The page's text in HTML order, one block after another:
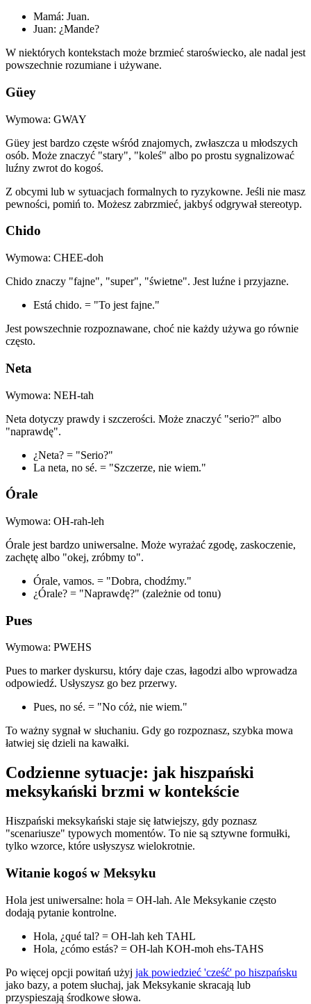
Mamá: Juan.
Juan: ¿Mande?
W niektórych kontekstach może brzmieć staroświecko, ale nadal jest
powszechnie rozumiane i używane.
Güey
Wymowa: GWAY
Güey jest bardzo częste wśród znajomych, zwłaszcza u młodszych
osób. Może znaczyć "stary", "koleś" albo po prostu sygnalizować
luźny zwrot do kogoś.
Z obcymi lub w sytuacjach formalnych to ryzykowne. Jeśli nie masz
pewności, pomiń to. Możesz zabrzmieć, jakbyś odgrywał stereotyp.
Chido
Wymowa: CHEE-doh
Chido znaczy "fajne", "super", "świetne". Jest luźne i przyjazne.
Está chido. = "To jest fajne."
Jest powszechnie rozpoznawane, choć nie każdy używa go równie
często.
Neta
Wymowa: NEH-tah
Neta dotyczy prawdy i szczerości. Może znaczyć "serio?" albo
"naprawdę".
¿Neta? = "Serio?"
La neta, no sé. = "Szczerze, nie wiem."
Órale
Wymowa: OH-rah-leh
Órale jest bardzo uniwersalne. Może wyrażać zgodę, zaskoczenie,
zachętę albo "okej, zróbmy to".
Órale, vamos. = "Dobra, chodźmy."
¿Órale? = "Naprawdę?" (zależnie od tonu)
Pues
Wymowa: PWEHS
Pues to marker dyskursu, który daje czas, łagodzi albo wprowadza
odpowiedź. Usłyszysz go bez przerwy.
Pues, no sé. = "No cóż, nie wiem."
To ważny sygnał w słuchaniu. Gdy go rozpoznasz, szybka mowa
łatwiej się dzieli na kawałki.
Codzienne sytuacje: jak hiszpański
meksykański brzmi w kontekście
Hiszpański meksykański staje się łatwiejszy, gdy poznasz
"scenariusze" typowych momentów. To nie są sztywne formułki,
tylko wzorce, które usłyszysz wielokrotnie.
Witanie kogoś w Meksyku
Hola jest uniwersalne: hola = OH-lah. Ale Meksykanie często
dodają pytanie kontrolne.
Hola, ¿qué tal? = OH-lah keh TAHL
Hola, ¿cómo estás? = OH-lah KOH-moh ehs-TAHS
Po więcej opcji powitań użyj jak powiedzieć 'cześć' po hiszpańsku
jako bazy, a potem słuchaj, jak Meksykanie skracają lub
przyspieszają środkowe słowa.